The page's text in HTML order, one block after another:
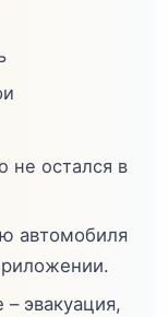
не остался в
автомобиля
эвакуация,